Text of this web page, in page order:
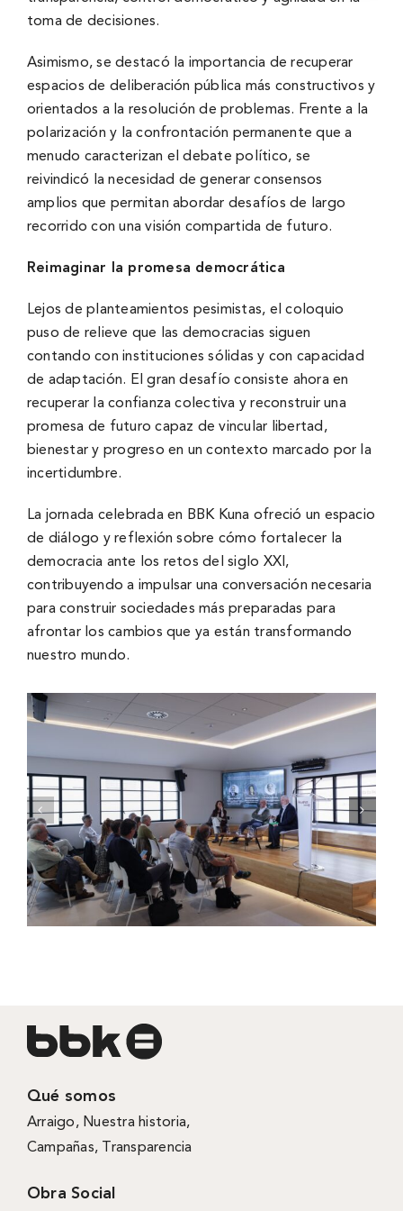
toma de decisiones.
Asimismo, se destacó la importancia de recuperar
espacios de deliberación pública más constructivos y
orientados a la resolución de problemas. Frente a la
polarización y la confrontación permanente que a
menudo caracterizan el debate político, se
reivindicó la necesidad de generar consensos
amplios que permitan abordar desafíos de largo
recorrido con una visión compartida de futuro.
Reimaginar la promesa democrática
Lejos de planteamientos pesimistas, el coloquio
puso de relieve que las democracias siguen
contando con instituciones sólidas y con capacidad
de adaptación. El gran desafío consiste ahora en
recuperar la confianza colectiva y reconstruir una
promesa de futuro capaz de vincular libertad,
bienestar y progreso en un contexto marcado por la
incertidumbre.
La jornada celebrada en BBK Kuna ofreció un espacio
de diálogo y reflexión sobre cómo fortalecer la
democracia ante los retos del siglo XXI,
contribuyendo a impulsar una conversación necesaria
para construir sociedades más preparadas para
afrontar los cambios que ya están transformando
nuestro mundo.
Qué somos
Arraigo, Nuestra historia,
Campañas, Transparencia
Obra Social